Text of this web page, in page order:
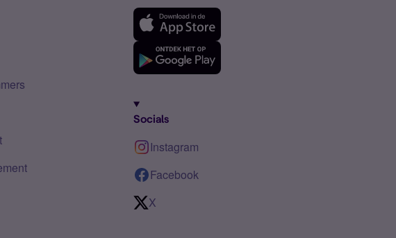
Socials
Instagram
Facebook
X